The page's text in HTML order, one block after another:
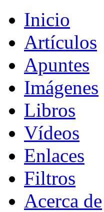
Inicio
Artículos
Apuntes
Imágenes
Libros
Vídeos
Enlaces
Filtros
Acerca de